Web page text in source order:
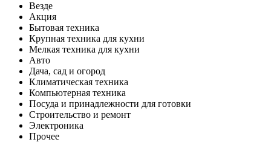
Везде
Акция
Бытовая техника
Крупная техника для кухни
Мелкая техника для кухни
Авто
Дача, сад и огород
Климатическая техника
Компьютерная техника
Посуда и принадлежности для готовки
Строительство и ремонт
Электроника
Прочее